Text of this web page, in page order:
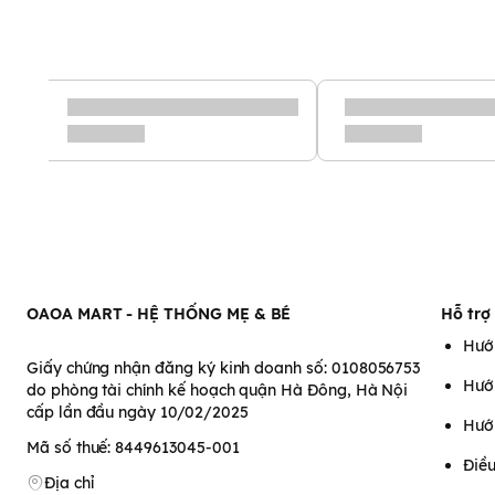
OAOA MART - HỆ THỐNG MẸ & BÉ
Giấy chứng nhận đăng ký kinh doanh số: 0108056753
do phòng tài chính kế hoạch quận Hà Đông, Hà Nội
cấp lần đầu ngày 10/02/2025
Mã số thuế: 8449613045-001
Địa chỉ
Hỗ trợ